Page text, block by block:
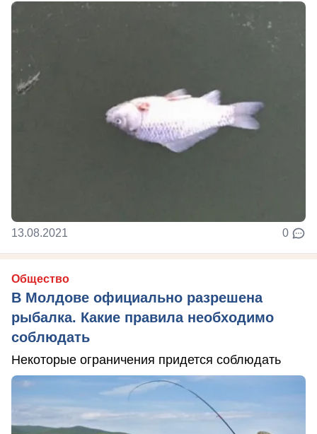
13.08.2021 0
Общество
В Молдове официально разрешена
рыбалка. Какие правила необходимо
соблюдать
Некоторые ограничения придется соблюдать